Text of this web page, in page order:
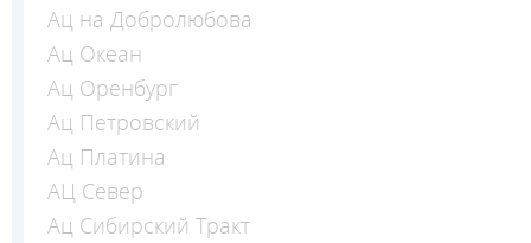
Ац на Добролюбова
Ац Океан
Ац Оренбург
Ац Петровский
Ац Платина
АЦ Север
Ац Сибирский Тракт